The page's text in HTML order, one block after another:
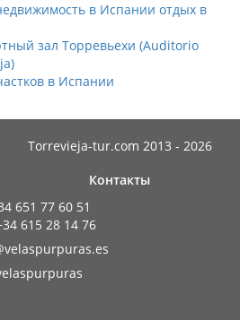
в Испании отдых в
зал Торревьехи (Auditorio
в Испании
Torrevieja-tur.com 2013 - 2026
Контакты
651 77 60 51
615 28 14 76